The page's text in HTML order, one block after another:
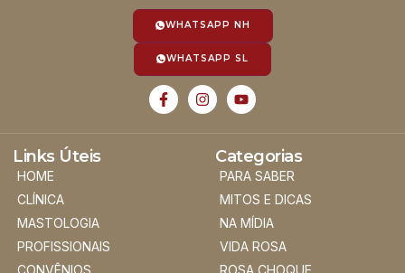
WHATSAPP NH
WHATSAPP SL
Links Úteis
HOME
CLÍNICA
MASTOLOGIA
PROFISSIONAIS
CONVÊNIOS
Categorias
PARA SABER
MITOS E DICAS
NA MÍDIA
VIDA ROSA
ROSA CHOQUE